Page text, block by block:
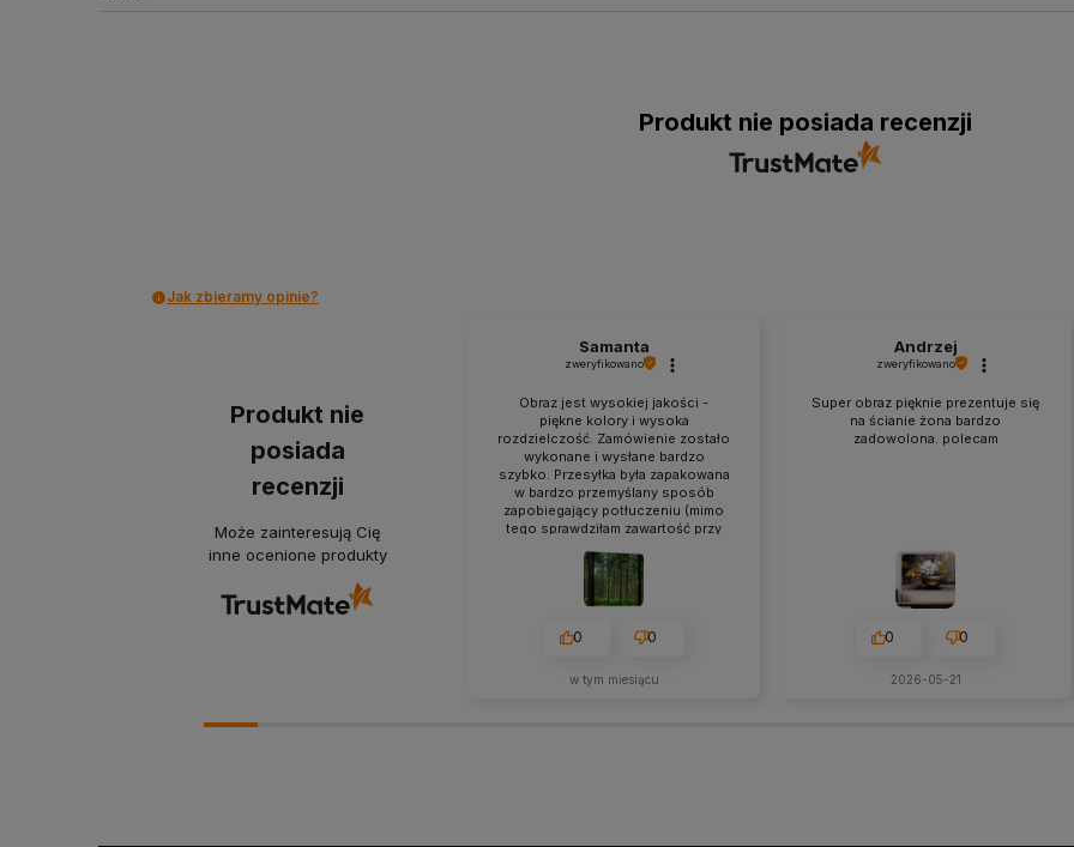
Produkt nie posiada recenzji
Jak zbieramy opinie?
Produkt nie
posiada
recenzji
Może zainteresują Cię
inne ocenione produkty
Samanta
zweryfikowano
Obraz jest wysokiej jakości -
piękne kolory i wysoka
rozdzielczość. Zamówienie zostało
wykonane i wysłane bardzo
szybko. Przesyłka była zapakowana
w bardzo przemyślany sposób
zapobiegający potłuczeniu (mimo
tego sprawdziłam zawartość przy
sprzedawcy). Polecam!
0 0
w tym miesiącu
Andrzej
zweryfikowano
Super obraz pięknie prezentuje się
na ścianie żona bardzo
zadowolona. polecam
0 0
2026-05-21